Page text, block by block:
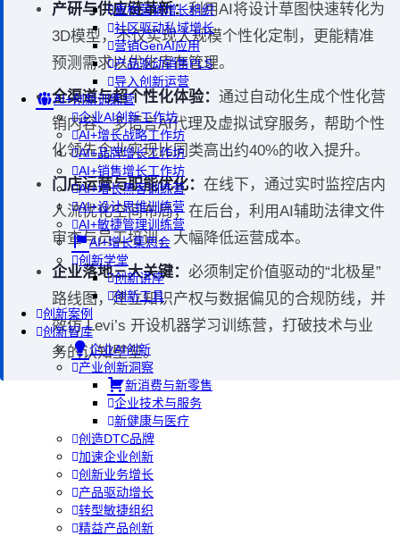
重构营销增长组织
社区驱动私域增长
营销GenAI应用
产品驱动销售PLS
导入创新运营
AI+创新训练营
企业AI创新工作坊
AI+增长战略工作坊
AI+品牌增长工作坊
AI+销售增长工作坊
AI+增长黑客训练营
AI+设计思维训练营
AI+敏捷管理训练营
AI+增长集思会
创新学堂
创新讲座
创新工具
创新案例
创新智库
企业AI创新
产业创新洞察
新消费与新零售
企业技术与服务
新健康与医疗
创造DTC品牌
加速企业创新
创新业务增长
产品驱动增长
转型敏捷组织
精益产品创新
产研与供应链革新：利用AI将设计草图快速转化为
3D模型，不仅实现大规模个性化定制，更能精准
预测需求以优化库存管理。
全渠道与超个性化体验： 通过自动化生成个性化营
销内容、多语言AI代理及虚拟试穿服务，帮助个性
化领先企业实现比同类高出约40%的收入提升。
门店运营与职能优化： 在线下，通过实时监控店内
人流优化空间布局；在后台，利用AI辅助法律文件
审查与员工培训，大幅降低运营成本。
企业落地三大关键： 必须制定价值驱动的“北极星”
路线图，建立知识产权与数据偏见的合规防线，并
效仿 Levi’s 开设机器学习训练营，打破技术与业
务的认知壁垒。